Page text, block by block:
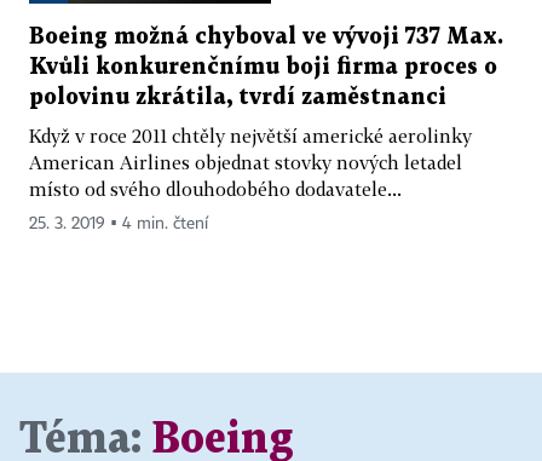
Boeing možná chyboval ve vývoji 737 Max.
Kvůli konkurenčnímu boji firma proces o
polovinu zkrátila, tvrdí zaměstnanci
Když v roce 2011 chtěly největší americké aerolinky
American Airlines objednat stovky nových letadel
místo od svého dlouhodobého dodavatele...
25. 3. 2019 ▪ 4 min. čtení
Téma: Boeing